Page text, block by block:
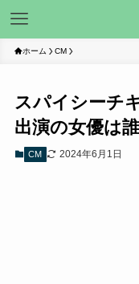
ホーム CM
スパイシーチ
出演の女優は
CM 2024年6月1日